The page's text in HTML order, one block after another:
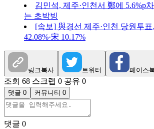
김민석, 제주·인천서 鄭에 5.6%p
는 초박빙
[속보] 與경선 제주·인천 당원투
42.08%·宋 10.17%
링크복사 트위터 페이스
조회 68 스크랩 0 공유 0
댓글 0 커뮤니티 0
댓글 0